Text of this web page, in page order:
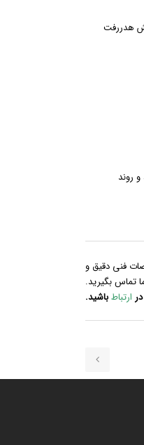
هدررفت
روند
فنی دقیق و
تماس بگیرید.
ارتباطباشید.